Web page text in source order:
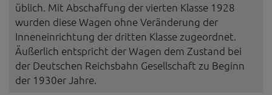
üblich. Mit Abschaffung der vierten Klasse 1928
wurden diese Wagen ohne Veränderung der
Inneneinrichtung der dritten Klasse zugeordnet.
Äußerlich entspricht der Wagen dem Zustand bei
der Deutschen Reichsbahn Gesellschaft zu Beginn
der 1930er Jahre.